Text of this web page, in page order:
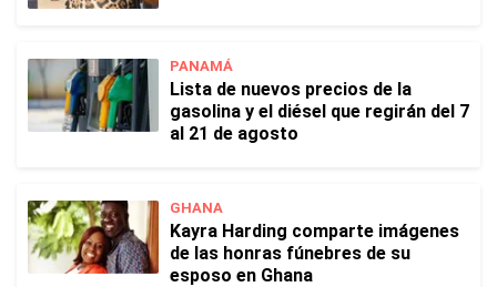
PANAMÁ
Lista de nuevos precios de la
gasolina y el diésel que regirán del 7
al 21 de agosto
GHANA
Kayra Harding comparte imágenes
de las honras fúnebres de su
esposo en Ghana